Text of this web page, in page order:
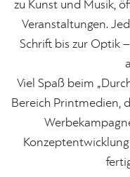
zu Kunst und Musik,
Veranstaltungen.
Schrift bis zur Optik
Viel Spaß beim
Bereich Printmedien,